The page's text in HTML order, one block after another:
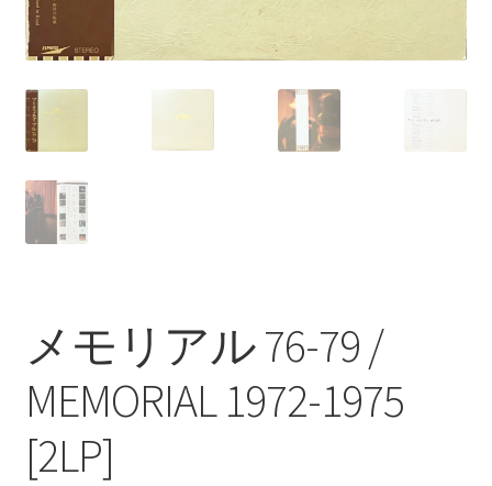
メモリアル 76-79 /
MEMORIAL 1972-1975
[2LP]